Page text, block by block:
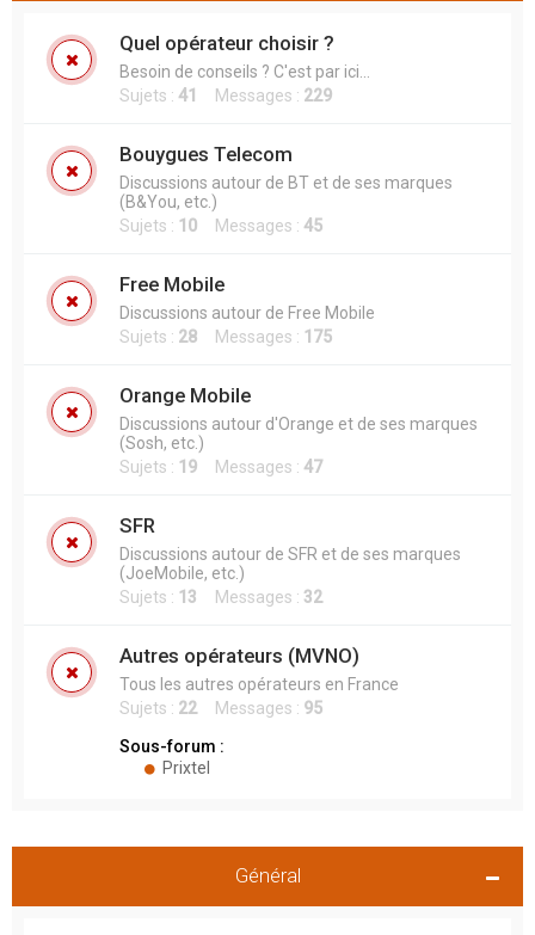
Quel opérateur choisir ?
Besoin de conseils ? C'est par ici...
Sujets : 41 Messages : 229
Bouygues Telecom
Discussions autour de BT et de ses marques
(B&You, etc.)
Sujets : 10 Messages : 45
Free Mobile
Discussions autour de Free Mobile
Sujets : 28 Messages : 175
Orange Mobile
Discussions autour d'Orange et de ses marques
(Sosh, etc.)
Sujets : 19 Messages : 47
SFR
Discussions autour de SFR et de ses marques
(JoeMobile, etc.)
Sujets : 13 Messages : 32
Autres opérateurs (MVNO)
Tous les autres opérateurs en France
Sujets : 22Messages : 95
Sous-forum :
Prixtel
Général